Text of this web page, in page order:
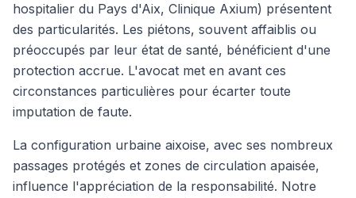
hospitalier du Pays d'Aix, Clinique Axium) présentent
des particularités. Les piétons, souvent affaiblis ou
préoccupés par leur état de santé, bénéficient d'une
protection accrue. L'avocat met en avant ces
circonstances particulières pour écarter toute
imputation de faute.
La configuration urbaine aixoise, avec ses nombreux
passages protégés et zones de circulation apaisée,
influence l'appréciation de la responsabilité. Notre